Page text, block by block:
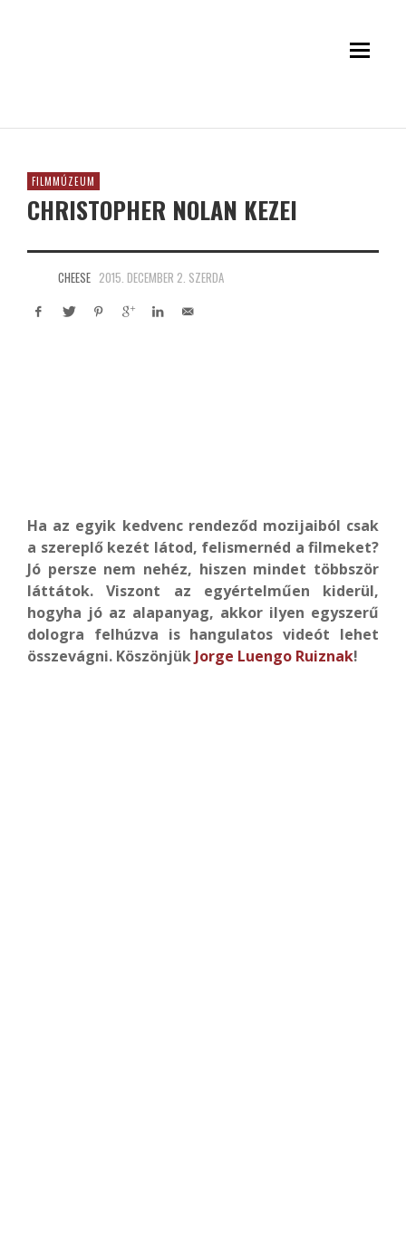
FILMMÚZEUM
CHRISTOPHER NOLAN KEZEI
CHEESE 2015. DECEMBER 2. SZERDA
Ha az egyik kedvenc rendeződ mozijaiból csak
a szereplő kezét látod, felismernéd a filmeket?
Jó persze nem nehéz, hiszen mindet többször
láttátok. Viszont az egyértelműen kiderül,
hogyha jó az alapanyag, akkor ilyen egyszerű
dologra felhúzva is hangulatos videót lehet
összevágni. Köszönjük Jorge Luengo Ruiznak!